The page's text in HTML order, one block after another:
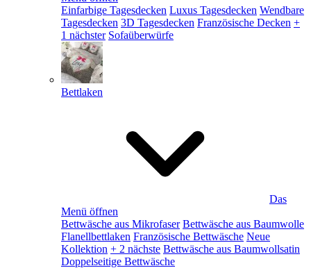
Einfarbige Tagesdecken Luxus Tagesdecken Wendbare
Tagesdecken 3D Tagesdecken Französische Decken +
1 nächster Sofaüberwürfe
Bettlaken
Das
Menü öffnen
Bettwäsche aus Mikrofaser Bettwäsche aus Baumwolle
Flanellbettlaken Französische Bettwäsche Neue
Kollektion + 2 nächste Bettwäsche aus Baumwollsatin
Doppelseitige Bettwäsche